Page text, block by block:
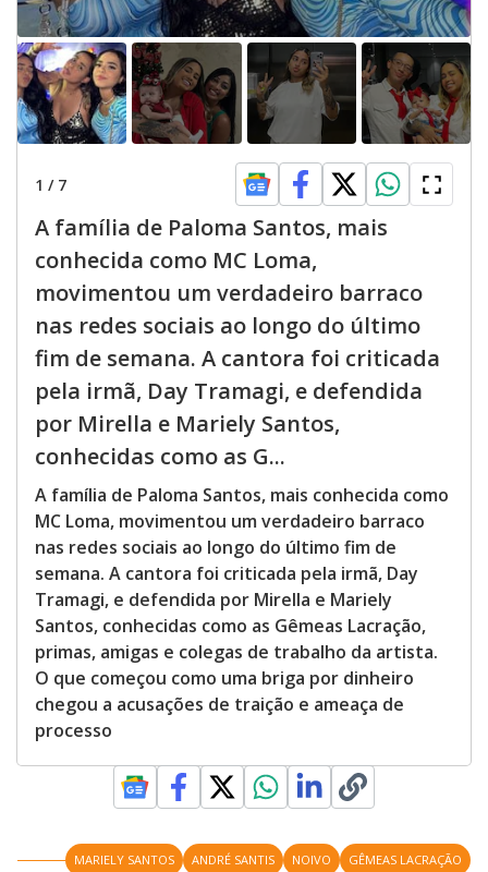
1 / 7
A família de Paloma Santos, mais
conhecida como MC Loma,
movimentou um verdadeiro barraco
nas redes sociais ao longo do último
fim de semana. A cantora foi criticada
pela irmã, Day Tramagi, e defendida
por Mirella e Mariely Santos,
conhecidas como as G...
A família de Paloma Santos, mais conhecida como
MC Loma, movimentou um verdadeiro barraco
nas redes sociais ao longo do último fim de
semana. A cantora foi criticada pela irmã, Day
Tramagi, e defendida por Mirella e Mariely
Santos, conhecidas como as Gêmeas Lacração,
primas, amigas e colegas de trabalho da artista.
O que começou como uma briga por dinheiro
chegou a acusações de traição e ameaça de
processo
MARIELY SANTOS ANDRÉ SANTIS NOIVO
GÊMEAS LACRAÇÃO